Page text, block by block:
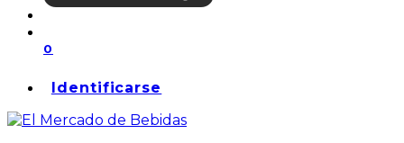
0
Identificarse